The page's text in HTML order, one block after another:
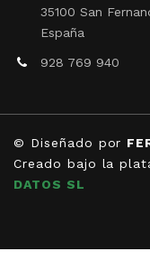
35100 San
España
928 769 940
© Diseñado por
Creado bajo la
DATOS SL